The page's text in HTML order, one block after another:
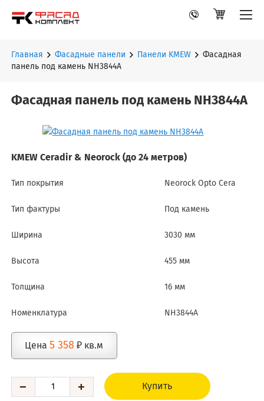
Главная Фасадные панели Панели KMEW
Фасадная
панель под камень NH3844A
Фасадная панель под камень NH3844A
KMEW Ceradir & Neorock (до 24 метров)
Тип покрытия Neorock Opto Cera
Тип фактуры Под камень
Ширина 3030 мм
Высота 455 мм
Толщина 16 мм
Номенклатура NH3844A
Цена5 358 ₽ кв.м
− + Купить